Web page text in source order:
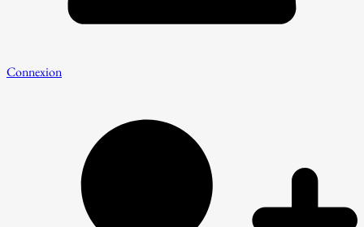
Connexion